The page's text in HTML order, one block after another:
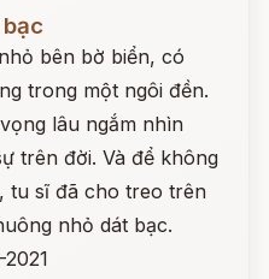
bên bờ biển, có
trong một ngôi đền.
lâu ngắm nhìn
trên đời. Và để không
tu sĩ đã cho treo trên
nhỏ dát bạc.
2021